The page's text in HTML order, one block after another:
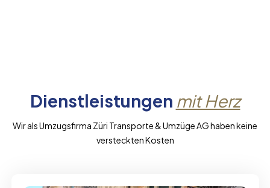
Dienstleistungen mit Herz
Wir als Umzugsfirma Züri Transporte & Umzüge AG haben keine
versteckten Kosten